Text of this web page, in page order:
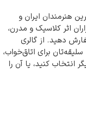
ایران و
کلاسیک و مدرن،
دهید. از گالری
برای اتاق‌خواب،
کنید، یا آن را